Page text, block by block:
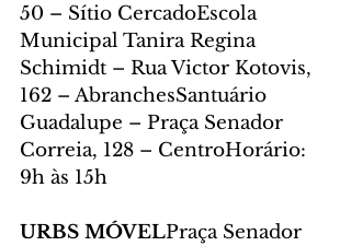
50 – Sítio CercadoEscola
Municipal Tanira Regina
Schimidt – Rua Victor Kotovis,
162 – AbranchesSantuário
Guadalupe – Praça Senador
Correia, 128 – CentroHorário:
9h às 15h
URBS MÓVELPraça Senador